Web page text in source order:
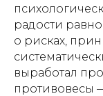
радости
о рисках,
выработал
противовесы